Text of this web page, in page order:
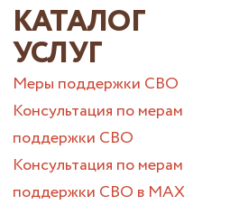
КАТАЛОГ
УСЛУГ
Меры поддержки СВО
Консультация по мерам
поддержки СВО
Консультация по мерам
поддержки СВО в МАХ